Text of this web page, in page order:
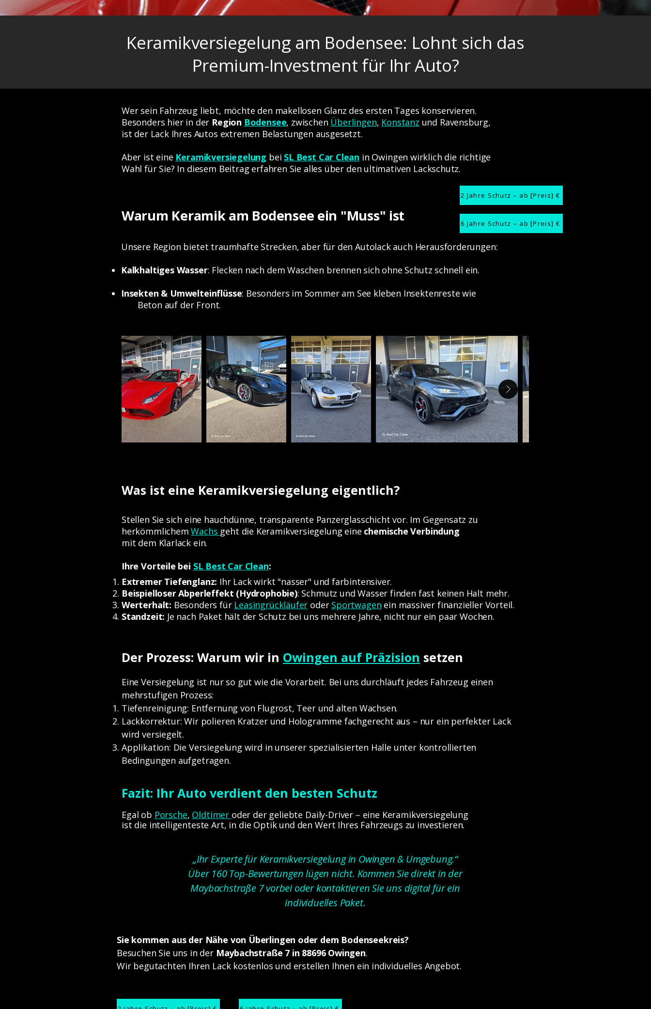
Keramikversiegelung am Bodensee: Lohnt sich das
Premium-Investment für Ihr Auto?
Wer sein Fahrzeug liebt, möchte den makellosen Glanz des ersten Tages konservieren.
Besonders hier in der Region Bodensee, zwischen Überlingen, Konstanz und Ravensburg,
ist der Lack Ihres Autos extremen Belastungen ausgesetzt.
Aber ist eine Keramikversiegelung bei SL Best Car Clean in Owingen wirklich die richtige
Wahl für Sie? In diesem Beitrag erfahren Sie alles über den ultimativen Lackschutz.
2 Jahre Schutz – ab [Preis] €
Warum Keramik am Bodensee ein "Muss" ist 6 Jahre Schutz – ab [Preis] €
Unsere Region bietet traumhafte Strecken, aber für den Autolack auch Herausforderungen:
Kalkhaltiges Wasser: Flecken nach dem Waschen brennen sich ohne Schutz schnell ein.
Insekten & Umwelteinflüsse: Besonders im Sommer am See kleben Insektenreste wie
Beton auf der Front.
Was ist eine Keramikversiegelung eigentlich?
Stellen Sie sich eine hauchdünne, transparente Panzerglasschicht vor. Im Gegensatz zu
herkömmlichemWachs geht die Keramikversiegelung eine chemische Verbindung
mit dem Klarlack ein.
Ihre Vorteile bei SL Best Car Clean:
Extremer Tiefenglanz: Ihr Lack wirkt "nasser" und farbintensiver.
Beispielloser Abperleffekt (Hydrophobie): Schmutz und Wasser finden fast keinen Halt mehr.
Werterhalt: Besonders für Leasingrückläufer oder Sportwagen ein massiver finanzieller Vorteil.
Standzeit: Je nach Paket hält der Schutz bei uns mehrere Jahre, nicht nur ein paar Wochen.
Der Prozess: Warum wir in Owingen auf Präzision setzen
Eine Versiegelung ist nur so gut wie die Vorarbeit. Bei uns durchläuft jedes Fahrzeug einen
mehrstufigen Prozess:
Tiefenreinigung: Entfernung von Flugrost, Teer und alten Wachsen.
Lackkorrektur: Wir polieren Kratzer und Hologramme fachgerecht aus – nur ein perfekter Lack
wird versiegelt.
Applikation: Die Versiegelung wird in unserer spezialisierten Halle unter kontrollierten
Bedingungen aufgetragen.
Fazit: Ihr Auto verdient den besten Schutz
Egal ob Porsche, Oldtimer oder der geliebte Daily-Driver – eine Keramikversiegelung
ist die intelligenteste Art, in die Optik und den Wert Ihres Fahrzeugs zu investieren.
„Ihr Experte für Keramikversiegelung in Owingen & Umgebung.“
Über 160 Top-Bewertungen lügen nicht. Kommen Sie direkt in der
Maybachstraße 7 vorbei oder kontaktieren Sie uns digital für ein
individuelles Paket.
​Sie kommen aus der Nähe von Überlingen oder dem Bodenseekreis?
Besuchen Sie uns in der Maybachstraße 7 in 88696 Owingen.
Wir begutachten Ihren Lack kostenlos und erstellen Ihnen ein individuelles Angebot.